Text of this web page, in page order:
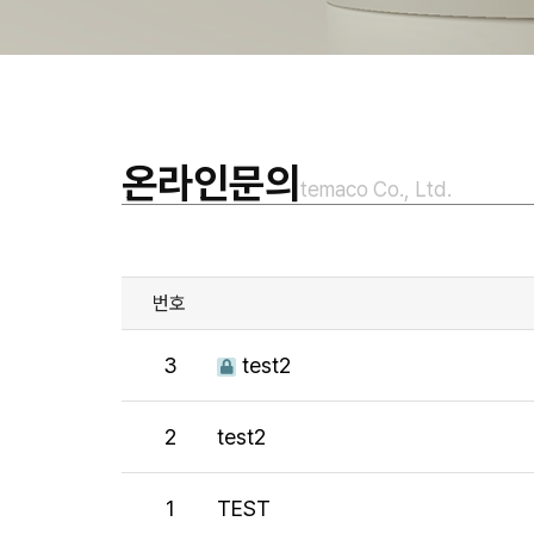
온라인문의 temaco Co., Ltd.
번호
3 test2
2 test2
1 TEST